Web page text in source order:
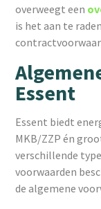
overweegt een
is het aan te
Essent
Essent biedt
MKB/ZZP én
verschillende
voorwaarden
de algemene